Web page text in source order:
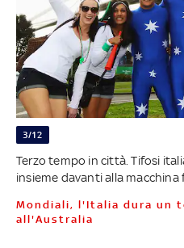
3/12
Terzo tempo in città. Tifosi
insieme davanti alla
Mondiali, l'Italia dura un tempo. Poi cede
all'Australia